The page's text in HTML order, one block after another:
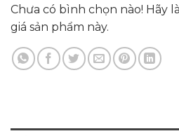
Chưa có bình chọn nào! Hãy
giá sản phẩm này.